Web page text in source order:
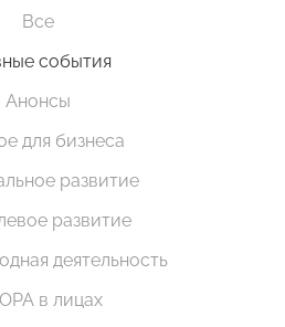
Все
события
Анонсы
для бизнеса
развитие
развитие
деятельность
в лицах